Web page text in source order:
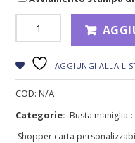
AGGIUNGI ALLA
COD: N/A
Categorie: Busta maniglia
Shopper carta